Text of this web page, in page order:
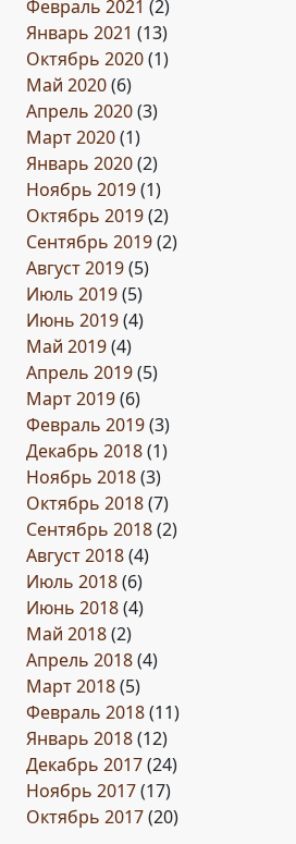
Февраль 2021 (2)
Январь 2021 (13)
Октябрь 2020(1)
Май 2020(6)
Апрель 2020(3)
Март 2020(1)
Январь 2020(2)
Ноябрь 2019(1)
Октябрь 2019(2)
Сентябрь 2019(2)
Август 2019(5)
Июль 2019(5)
Июнь 2019(4)
Май 2019(4)
Апрель 2019(5)
Март 2019(6)
Февраль 2019(3)
Декабрь 2018(1)
Ноябрь 2018(3)
Октябрь 2018(7)
Сентябрь 2018(2)
Август 2018(4)
Июль 2018(6)
Июнь 2018(4)
Май 2018(2)
Апрель 2018(4)
Март 2018(5)
Февраль 2018(11)
Январь 2018(12)
Декабрь 2017(24)
Ноябрь 2017(17)
Октябрь 2017(20)